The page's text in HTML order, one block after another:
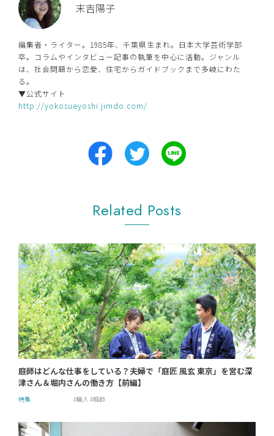
末吉陽子
編集者・ライター。1985年、千葉県生まれ。日本大学芸術学部
卒。コラムやインタビュー記事の執筆を中心に活動。ジャンル
は、社会問題から恋愛、住宅からガイドブックまで多岐にわた
る。
▼公式サイト
http://yokosueyoshi.jimdo.com/
Related Posts
庭師はどんな仕事をしている？夫婦で「庭匠 風玄 東京」を営む深
津さん＆堀内さんの働き方【前編】
特集 職人 庭師